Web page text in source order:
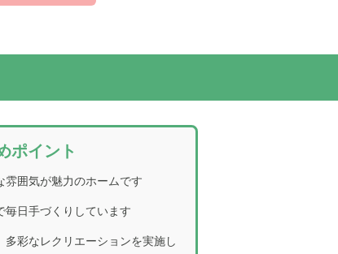
ポイント
雰囲気が魅力のホームです
毎日手づくりしています
彩なレクリエーションを実施し